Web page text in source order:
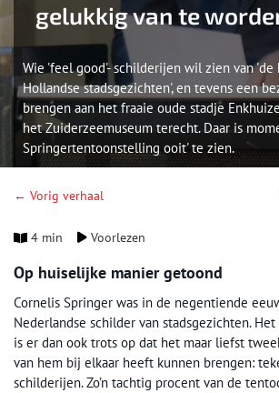
gelukkig van te
Wie 'feel good'- schilderijen wil zien van 'de
Hollandse stadsgezichten', en tevens een
brengen aan het fraaie oude stadje
het Zuiderzeemuseum terecht. Daar is
Springertentoonstelling ooit' te zien.
← Vorig verhaal
4 min Voorlezen
Op huiselijke manier getoond
Cornelis Springer was in de negentiende
Nederlandse schilder van stadsgezichten.
is er dan ook trots op dat het maar liefst
van hem bij elkaar heeft kunnen brengen:
schilderijen. Zo’n tachtig procent van de